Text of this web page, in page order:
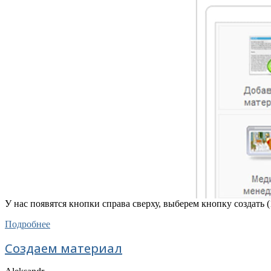
У нас появятся кнопки справа сверху, выберем кнопку создать
Подробнее
Создаем материал